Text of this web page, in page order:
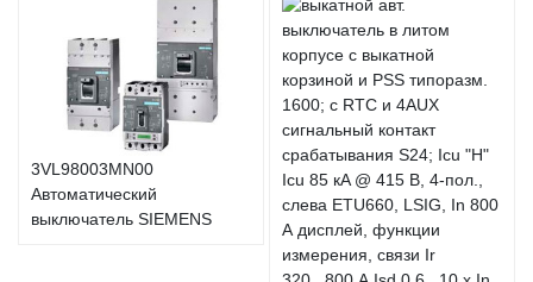
3VL98003MN00
Автоматический
выключатель SIEMENS